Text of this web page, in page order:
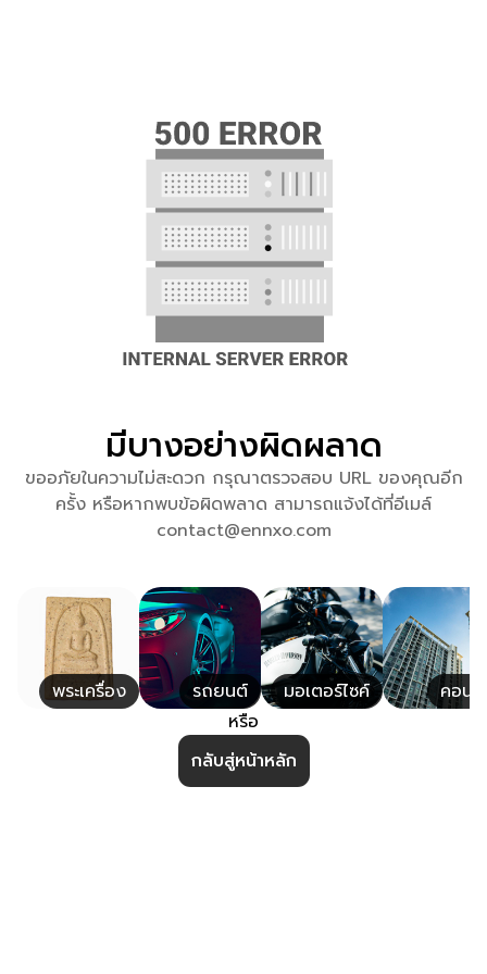
มีบางอย่างผิดผลาด
ขออภัยในความไม่สะดวก กรุณาตรวจสอบ URL ของคุณอีก
ครั้ง หรือหากพบข้อผิดพลาด สามารถแจ้งได้ที่อีเมล์
contact@ennxo.com
พระเครื่อง รถยนต์ มอเตอร์ไซค์
คอนโ
หรือ
กลับสู่หน้าหลัก